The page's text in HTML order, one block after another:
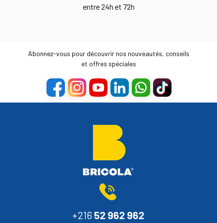
entre 24h et 72h
Abonnez-vous pour découvrir nos nouveautés, conseils
et offres spéciales
+216 52 962 962